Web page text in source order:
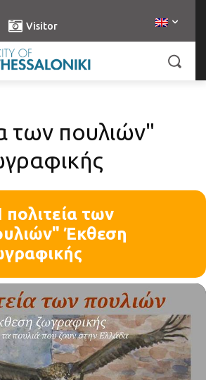
Visitor
των πουλιών"
πολιτεία των
Έκθεση